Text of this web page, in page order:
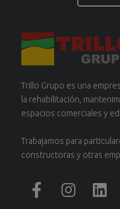
Trillo Grupo es una
la rehabilitación,
espacios comerciales y
Trabajamos para
constructoras y otras